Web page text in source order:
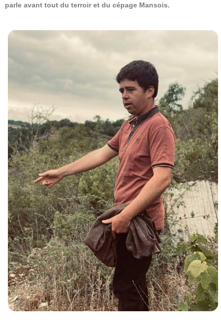
parle avant tout du terroir et du cépage Mansois.